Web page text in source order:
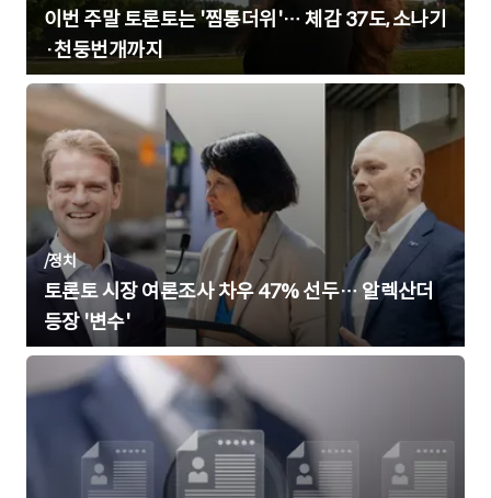
이번 주말 토론토는 '찜통더위'… 체감 37도, 소나기
·천둥번개까지
/정치
토론토 시장 여론조사 차우 47% 선두… 알렉산더
등장 '변수'